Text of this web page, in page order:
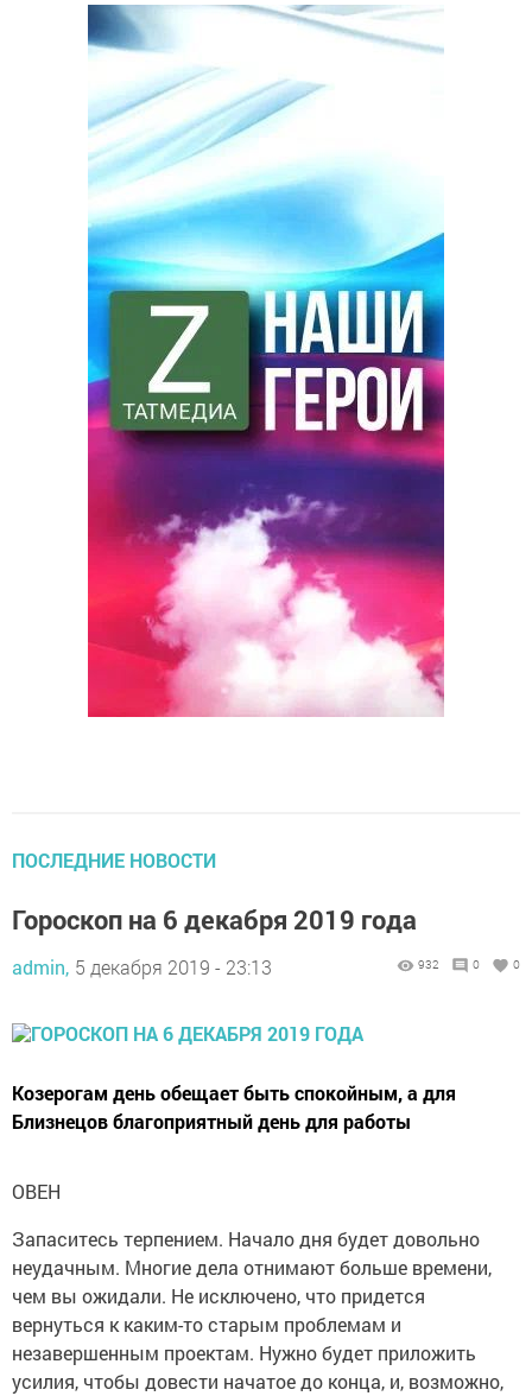
ПОСЛЕДНИЕ НОВОСТИ
Гороскоп на 6 декабря 2019 года
admin, 5 декабря 2019 - 23:13 932 0 0
Козерогам день обещает быть спокойным, а для
Близнецов благоприятный день для работы
ОВЕН
Запаситесь терпением. Начало дня будет довольно
неудачным. Многие дела отнимают больше времени,
чем вы ожидали. Не исключено, что придется
вернуться к каким-то старым проблемам и
незавершенным проектам. Нужно будет приложить
усилия, чтобы довести начатое до конца, и, возможно,